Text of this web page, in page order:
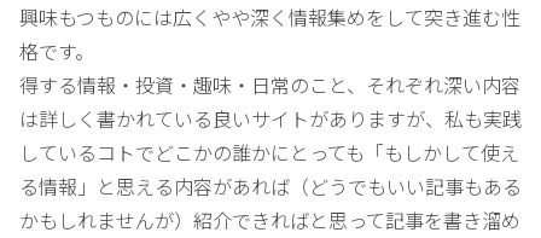
興味もつものには広くやや深く情報集めをして突き進む性
格です。
得する情報・投資・趣味・日常のこと、それぞれ深い内容
は詳しく書かれている良いサイトがありますが、私も実践
しているコトでどこかの誰かにとっても「もしかして使え
る情報」と思える内容があれば（どうでもいい記事もある
かもしれませんが）紹介できればと思って記事を書き溜め